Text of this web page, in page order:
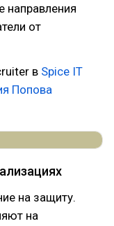
направления
от
в Spice IT
Попова
на защиту.
на